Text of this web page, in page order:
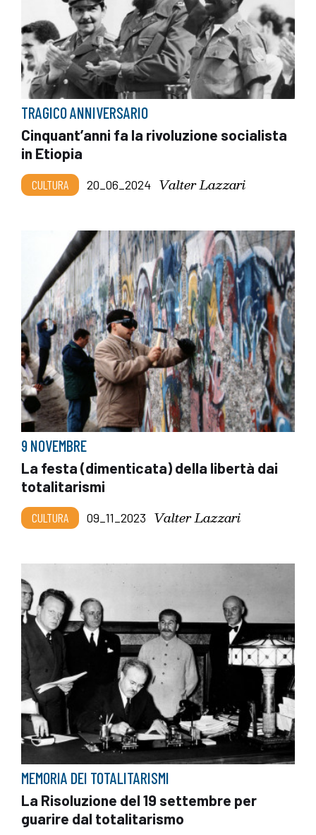
TRAGICO ANNIVERSARIO
Cinquant’anni fa la rivoluzione socialista
in Etiopia
CULTURA 20_06_2024 Valter Lazzari
9 NOVEMBRE
La festa (dimenticata) della libertà dai
totalitarismi
CULTURA 09_11_2023 Valter Lazzari
MEMORIA DEI TOTALITARISMI
La Risoluzione del 19 settembre per
guarire dal totalitarismo